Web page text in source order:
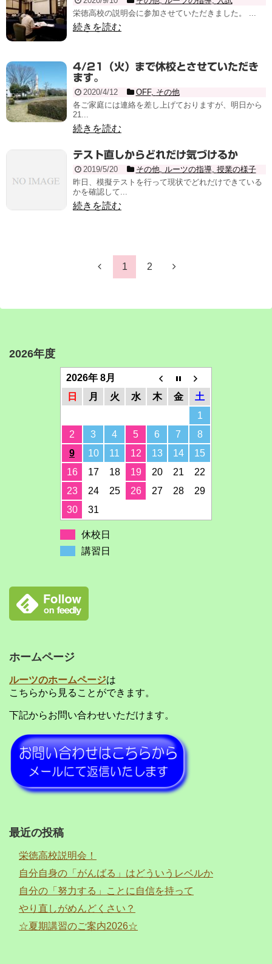
栄徳高校の説明会に参加させていただきました。 ...
続きを読む
4/21（火）まで休校とさせていただき
ます。
2020/4/12 OFF, その他
各ご家庭には連絡を差し上げておりますが、明日から
21...
続きを読む
テスト直しからどれだけ気づけるか
2019/5/20 その他, ルーツの指導, 授業の様子
昨日、模擬テストを行って現状でどれだけできている
かを確認して...
続きを読む
1 2
2026年度
2026年 8月
日
月 火 水 木 金
土
1
2
3 4 5 6 7
8
9
10 11 12 13 14
15
16
17 18 19 20 21
22
23
24 25 26 27 28
29
30
31
休校日
講習日
ホームページ
ルーツのホームページは
こちらから見ることができます。
下記からお問い合わせいただけます。
最近の投稿
栄徳高校説明会！
自分自身の「がんばる」はどういうレベルか
自分の「努力する」ことに自信を持って
やり直しがめんどくさい？
☆夏期講習のご案内2026☆